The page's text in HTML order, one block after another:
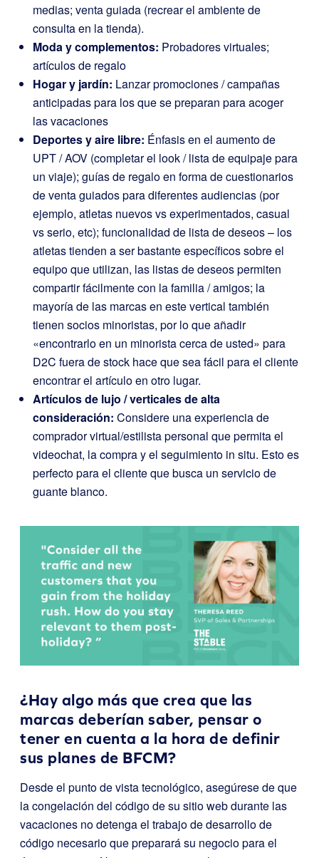
medias; venta guiada (recrear el ambiente de
consulta en la tienda).
Moda y complementos: Probadores virtuales;
artículos de regalo
Hogar y jardín: Lanzar promociones / campañas
anticipadas para los que se preparan para acoger
las vacaciones
Deportes y aire libre: Énfasis en el aumento de
UPT / AOV (completar el look / lista de equipaje para
un viaje); guías de regalo en forma de cuestionarios
de venta guiados para diferentes audiencias (por
ejemplo, atletas nuevos vs experimentados, casual
vs serio, etc); funcionalidad de lista de deseos – los
atletas tienden a ser bastante específicos sobre el
equipo que utilizan, las listas de deseos permiten
compartir fácilmente con la familia / amigos; la
mayoría de las marcas en este vertical también
tienen socios minoristas, por lo que añadir
«encontrarlo en un minorista cerca de usted» para
D2C fuera de stock hace que sea fácil para el cliente
encontrar el artículo en otro lugar.
Artículos de lujo / verticales de alta
consideración: Considere una experiencia de
comprador virtual/estilista personal que permita el
videochat, la compra y el seguimiento in situ. Esto es
perfecto para el cliente que busca un servicio de
guante blanco.
¿Hay algo más que crea que las
marcas deberían saber, pensar o
tener en cuenta a la hora de definir
sus planes de BFCM?
Desde el punto de vista tecnológico, asegúrese de que
la congelación del código de su sitio web durante las
vacaciones no detenga el trabajo de desarrollo de
código necesario que preparará su negocio para el